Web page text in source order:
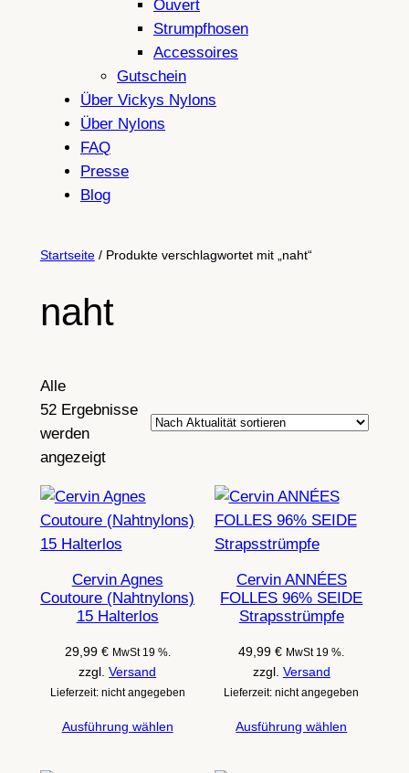
Ouvert
Strumpfhosen
Accessoires
Gutschein
Über Vickys Nylons
Über Nylons
FAQ
Presse
Blog
Startseite/ Produkte verschlagwortet mit „naht“
naht
Alle
52 Ergebnisse
werden
angezeigtNach
sortiert
Cervin Agnes
Coutoure (Nahtnylons)
15 Halterlos
29,99 € MwSt 19 %.
zzgl.Versand
Lieferzeit: nicht angegeben
Ausführung wählen
Cervin ANNÉES
FOLLES 96% SEIDE
Strapsstrümpfe
49,99€ MwSt 19 %.
zzgl. Versand
Lieferzeit: nicht angegeben
Ausführung wählen